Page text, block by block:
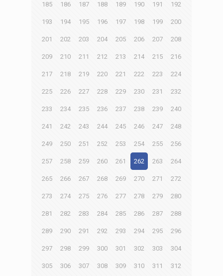
185 186 187 188 189 190 191 192
193 194 195 196 197 198 199 200
201 202 203 204 205 206 207 208
209 210 211 212 213 214 215 216
217 218 219 220 221 222 223 224
225 226 227 228 229 230 231 232
233 234 235 236 237 238 239 240
241 242 243 244 245 246 247 248
249 250 251 252 253 254 255 256
257 258 259 260 261 262 263 264
265 266 267 268 269 270 271 272
273 274 275 276 277 278 279 280
281 282 283 284 285 286 287 288
289 290 291 292 293 294 295 296
297 298 299 300 301 302 303 304
305 306 307 308 309 310 311 312